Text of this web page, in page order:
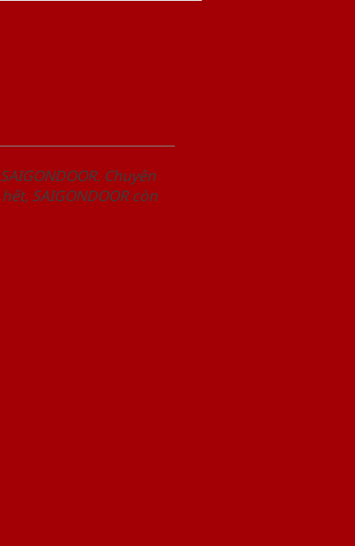
Chuyên
SAIGONDOOR còn